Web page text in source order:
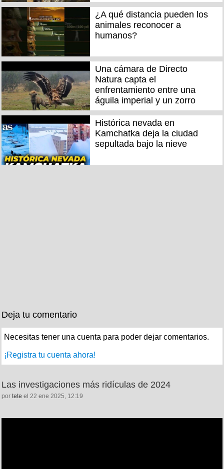
¿A qué distancia pueden los
animales reconocer a
humanos?
Una cámara de Directo
Natura capta el
enfrentamiento entre una
águila imperial y un zorro
Histórica nevada en
Kamchatka deja la ciudad
sepultada bajo la nieve
Deja tu comentario
Necesitas tener una cuenta para poder dejar comentarios.
¡Registra tu cuenta ahora!
Las investigaciones más ridículas de 2024
por tete el 22 ene 2025, 12:19